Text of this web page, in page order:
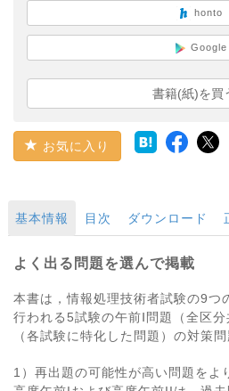
honto
Google
書籍(紙)を買
お気に入り
基本情報 目次 ダウンロード
よく出る問題を選んで掲載
本書は，情報処理技術者試験の9つ
行われる5試験の午前Ⅰ問題（全区
（各試験に特化した問題）の対策問
1）再出題の可能性が高い問題をよ